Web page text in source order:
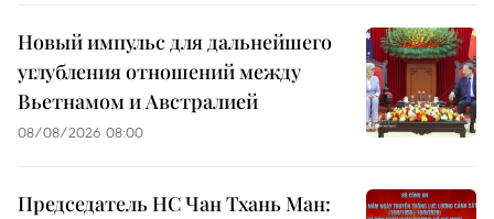
Новый импульс для дальнейшего
углубления отношений между
Вьетнамом и Австралией
08/08/2026 08:00
Председатель НС Чан Тхань Ман: